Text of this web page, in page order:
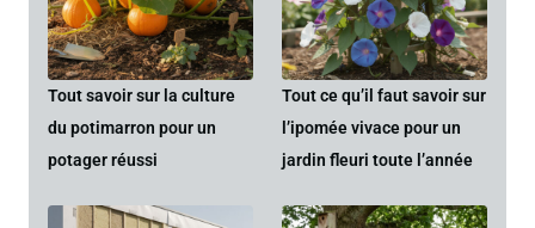
Tout savoir sur la culture
du potimarron pour un
potager réussi
Tout ce qu’il faut savoir sur
l’ipomée vivace pour un
jardin fleuri toute l’année